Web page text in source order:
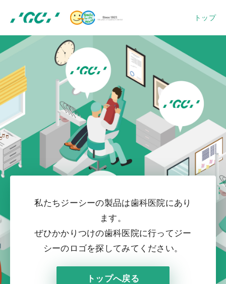
トップ
私たちジーシーの製品は歯科医院にあり
ます。
ぜひかかりつけの歯科医院に行って ジー
シーのロゴを探してみてください。
トップへ戻る